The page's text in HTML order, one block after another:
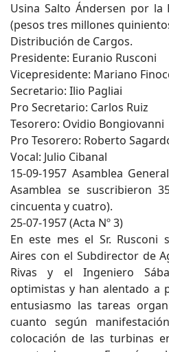
Usina Salto Ándersen por la
(pesos tres millones
Distribución de Cargos.
Presidente: Euranio Rusconi
Vicepresidente: Mariano
Secretario: Ilio Pagliai
Pro Secretario: Carlos Ruiz
Tesorero: Ovidio Bongiovanni
Pro Tesorero: Roberto
Vocal: Julio Cibanal
15-09-1957 Asamblea
Asamblea se suscribieron
cincuenta y cuatro).
25-07-1957 (Acta Nº 3)
En este mes el Sr. Rusconi
Aires con el Subdirector de
Rivas y el Ingeniero
optimistas y han alentado a
entusiasmo las tareas
cuanto según
colocación de las turbinas